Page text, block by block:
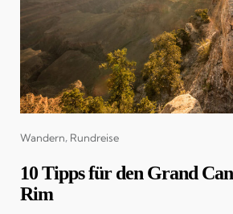
Categories
Wandern Rundreise
10 Tipps für den Grand
Rim